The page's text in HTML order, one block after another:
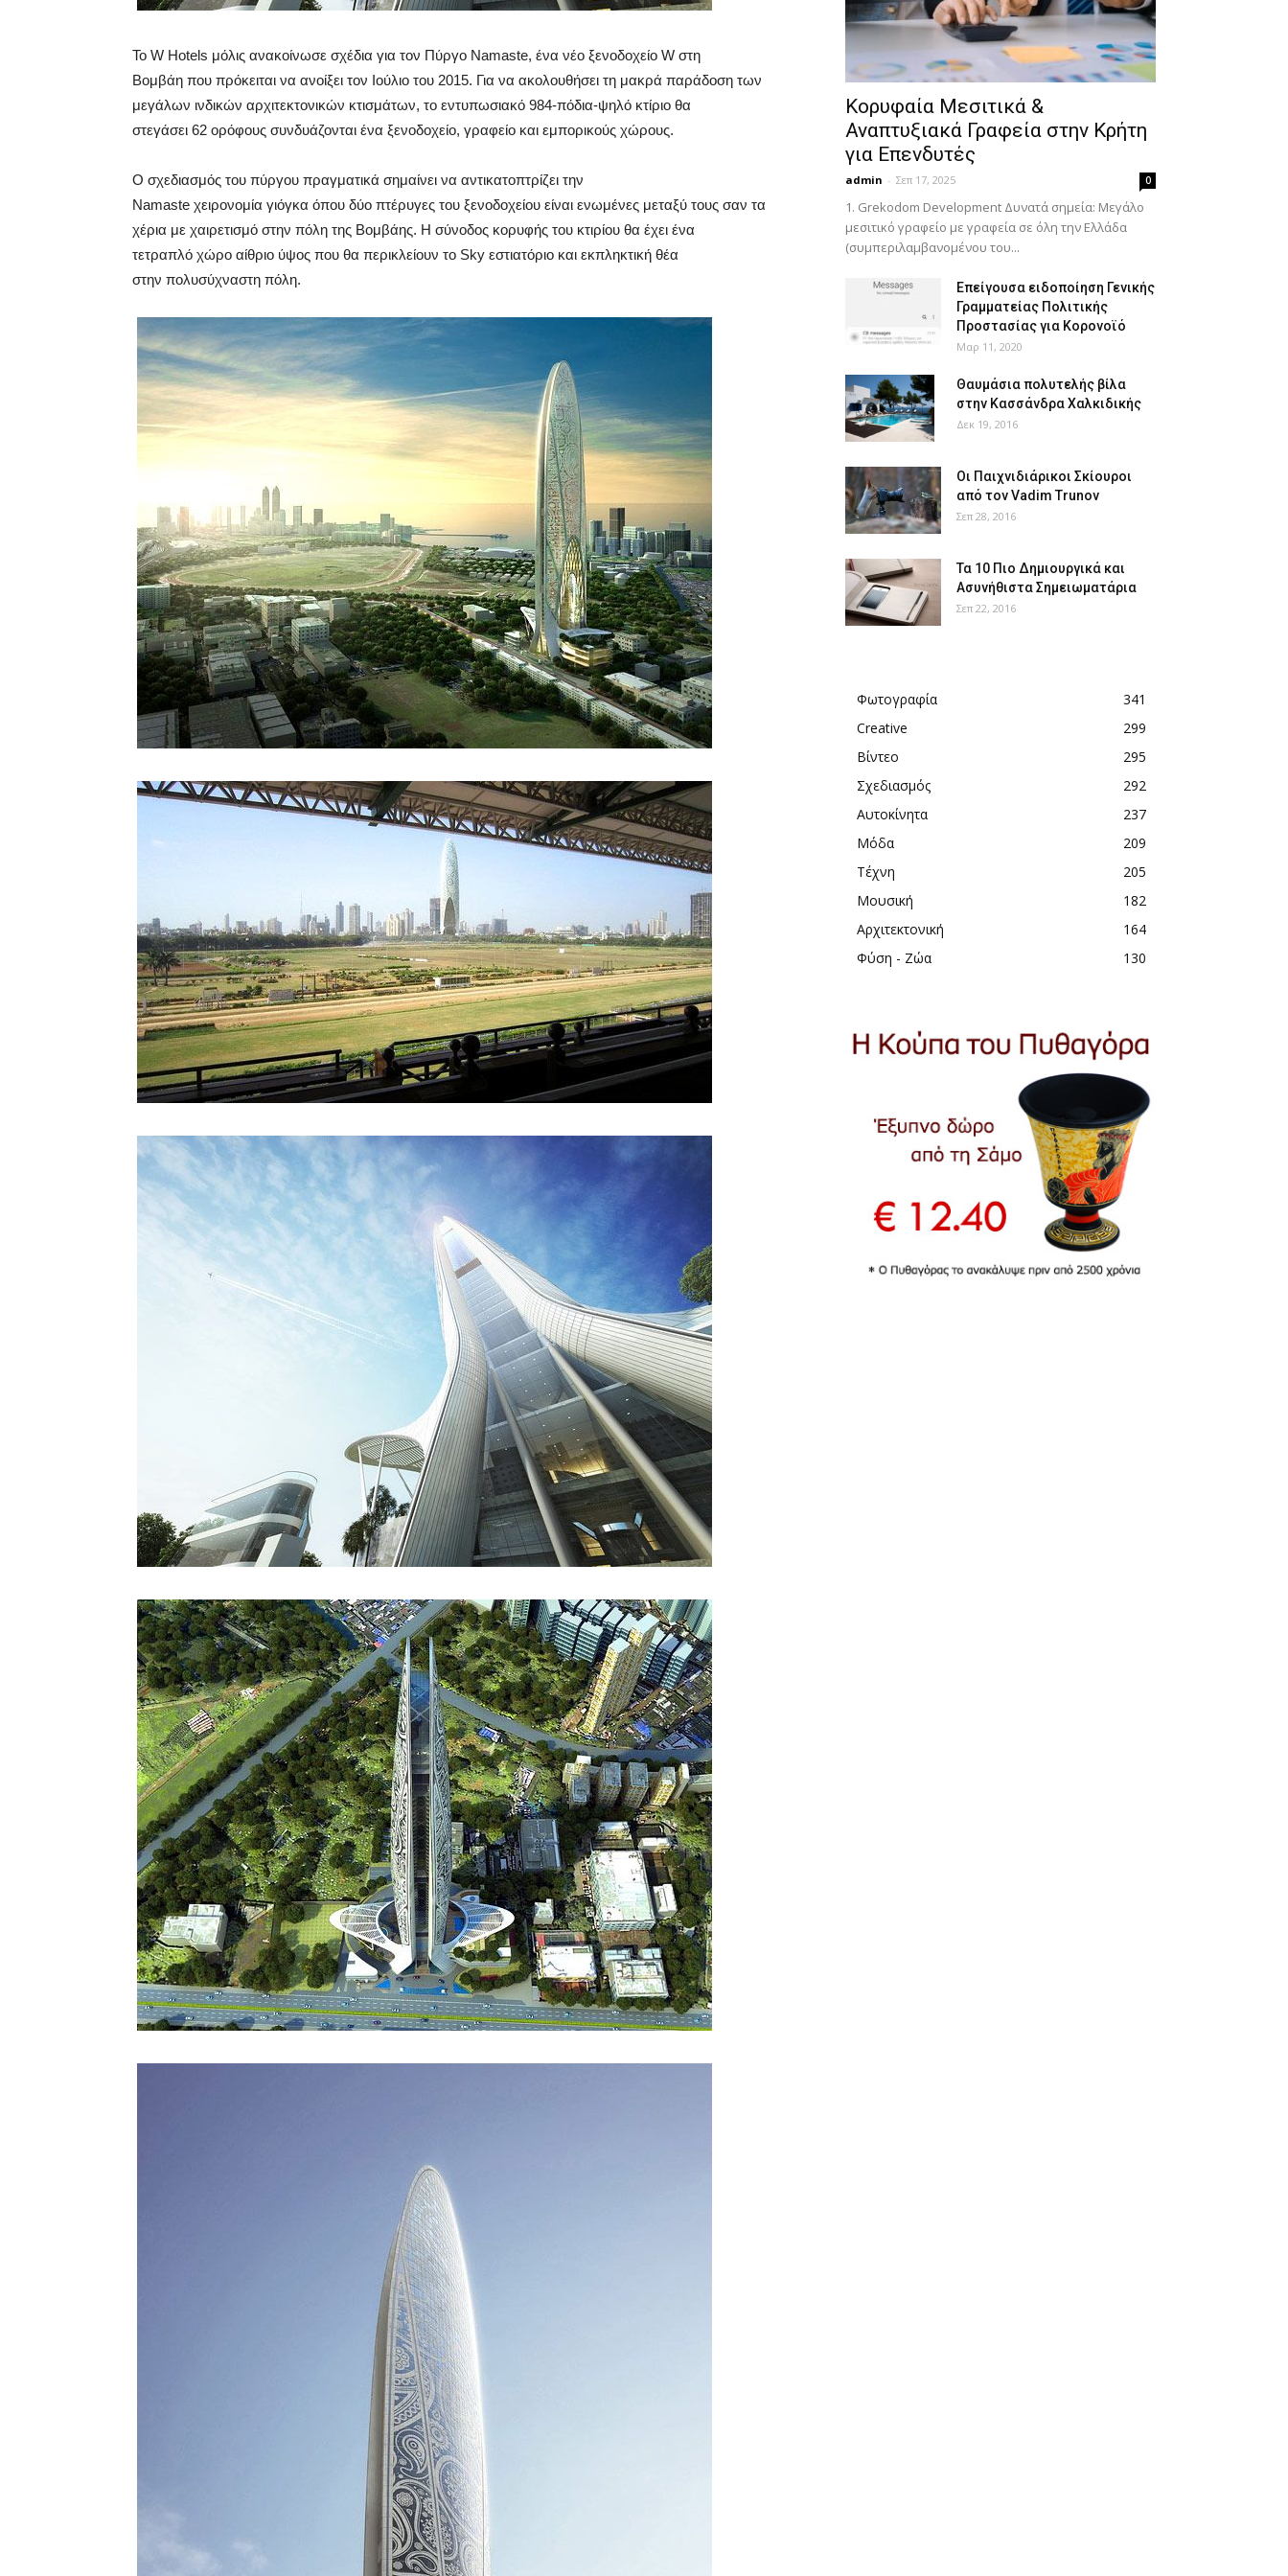
Το W Hotels μόλις ανακοίνωσε σχέδια για τον Πύργο Namaste, ένα νέο ξενοδοχείο W στη
Βομβάη που πρόκειται να ανοίξει τον Ιούλιο του 2015. Για να ακολουθήσει τη μακρά παράδοση των
μεγάλων ινδικών αρχιτεκτονικών κτισμάτων, το εντυπωσιακό 984-πόδια-ψηλό κτίριο θα
στεγάσει 62 ορόφους συνδυάζονται ένα ξενοδοχείο, γραφείο και εμπορικούς χώρους.
Ο σχεδιασμός του πύργου πραγματικά σημαίνει να αντικατοπτρίζει την
Namaste χειρονομία γιόγκα όπου δύο πτέρυγες του ξενοδοχείου είναι ενωμένες μεταξύ τους σαν τα
χέρια με χαιρετισμό στην πόλη της Βομβάης. Η σύνοδος κορυφής του κτιρίου θα έχει ένα
τετραπλό χώρο αίθριο ύψος που θα περικλείουν το Sky εστιατόριο και εκπληκτική θέα
στην πολυσύχναστη πόλη.
Κορυφαία Μεσιτικά &
Αναπτυξιακά Γραφεία στην Κρήτη
για Επενδυτές
admin - Σεπ 17, 2025 0
1. Grekodom Development Δυνατά σημεία: Μεγάλο
μεσιτικό γραφείο με γραφεία σε όλη την Ελλάδα
(συμπεριλαμβανομένου του...
Επείγουσα ειδοποίηση Γενικής
Γραμματείας Πολιτικής
Προστασίας για Κορονοϊό
Μαρ 11, 2020
Θαυμάσια πολυτελής βίλα
στην Κασσάνδρα Χαλκιδικής
Δεκ 19, 2016
Οι Παιχνιδιάρικοι Σκίουροι
από τον Vadim Trunov
Σεπ 28, 2016
Τα 10 Πιο Δημιουργικά και
Ασυνήθιστα Σημειωματάρια
Σεπ 22, 2016
Φωτογραφία
341
Creative
299
Βίντεο
295
Σχεδιασμός
292
Αυτοκίνητα
237
Μόδα
209
Τέχνη
205
Μουσική
182
Αρχιτεκτονική
164
Φύση - Ζώα
130